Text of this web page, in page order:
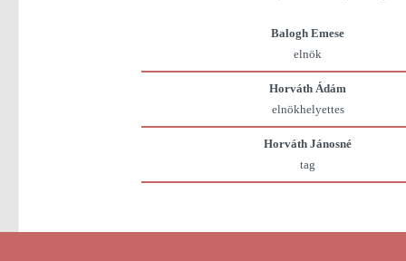
Balogh Emese
elnök
Horváth Ádám
elnökhelyettes
Horváth Jánosné
tag